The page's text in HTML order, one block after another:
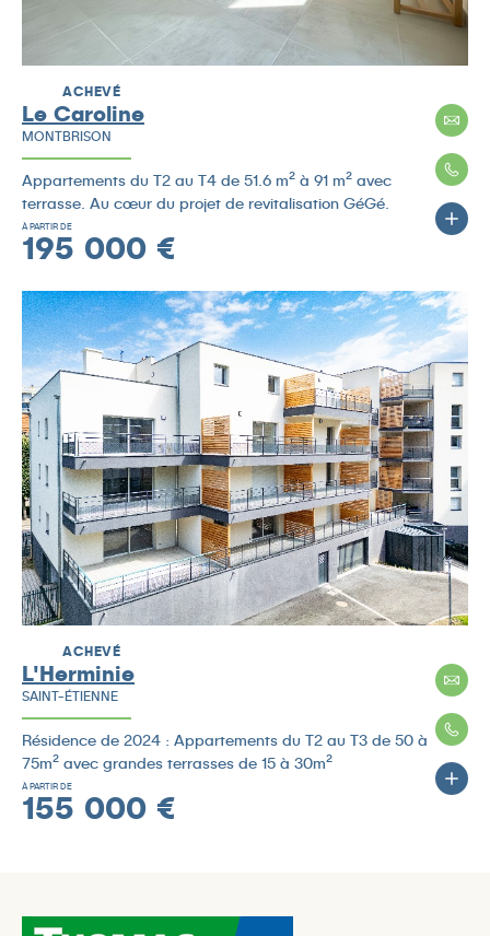
ACHEVÉ
Le Caroline
MONTBRISON
Appartements du T2 au T4 de 51.6 m² à 91 m² avec
terrasse. Au cœur du projet de revitalisation GéGé.
À PARTIR DE
195 000 €
ACHEVÉ
L'Herminie
SAINT-ÉTIENNE
Résidence de 2024 : Appartements du T2 au T3 de 50 à
75m² avec grandes terrasses de 15 à 30m²
À PARTIR DE
155 000 €